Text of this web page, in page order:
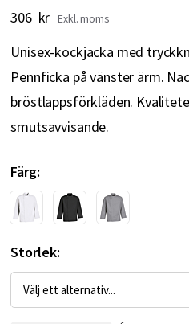
bildgalleriet
306 kr
Unisex-kockjacka med
Pennficka på vänster ärm.
bröstlappsförkläden.
smutsavvisande.
Färg
Storlek